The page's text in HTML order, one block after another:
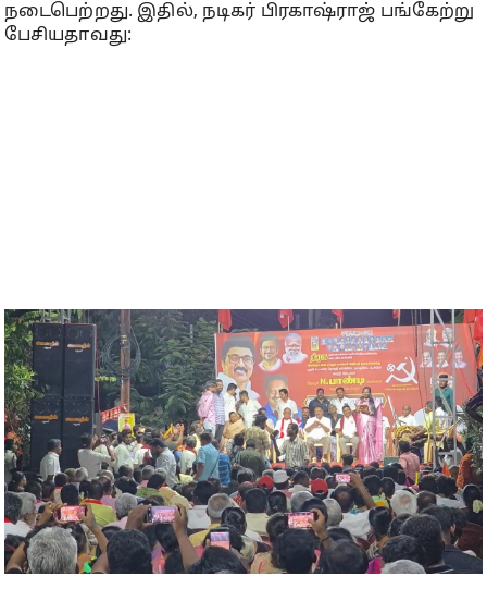
நடைபெற்றது. இதில், நடிகர் பிரகாஷ்ராஜ் பங்கேற்று
பேசியதாவது: